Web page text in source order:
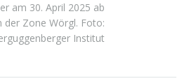
am 30. April 2025 ab
der Zone Wörgl. Foto:
Institut